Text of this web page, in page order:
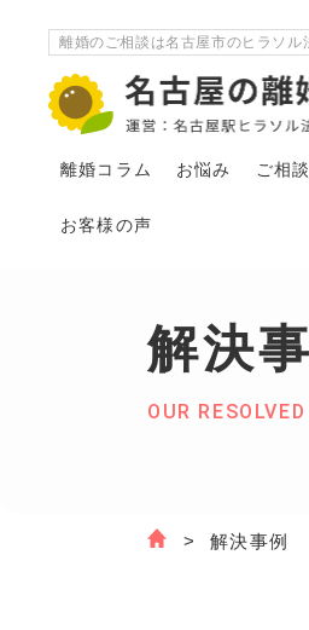
離婚のご相談は名古屋市のヒラソル
離婚コラム お悩み ご相
お客様の声
解決
OUR
解決事例